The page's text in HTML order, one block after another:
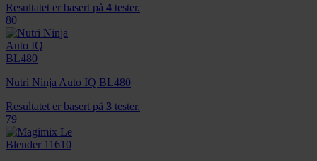
Resultatet er basert på 4 tester.
80
Nutri Ninja Auto IQ BL480
Resultatet er basert på 3 tester.
79